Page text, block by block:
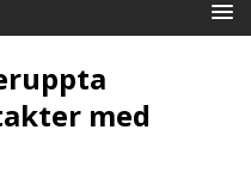
med